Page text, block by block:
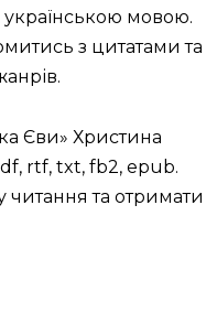
українською мовою.
з цитатами та
Єви» Христина
rtf, txt, fb2, epub.
та отримати